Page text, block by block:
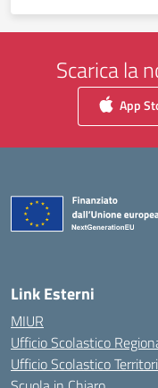
Scarica la
App
Link Esterni
MIUR
Ufficio Scolastico
Ufficio Scolastico